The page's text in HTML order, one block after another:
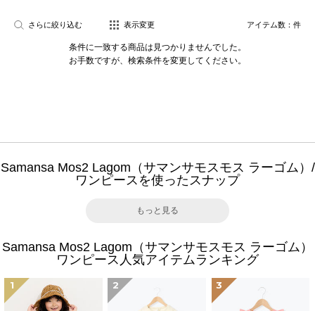
さらに絞り込む 表示変更 アイテム数： 件
条件に一致する商品は見つかりませんでした。
お手数ですが、検索条件を変更してください。
Samansa Mos2 Lagom（サマンサモスモス ラーゴム）/
ワンピースを使ったスナップ
もっと見る
Samansa Mos2 Lagom（サマンサモスモス ラーゴム）
ワンピース人気アイテムランキング
1 2 3